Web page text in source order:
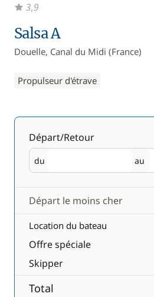
Salsa A
Douelle, Canal du Midi (France)
Propulseur d'étrave
3,9
Départ/Retour
du
Départ au
Retour
Départ le moins cher
Location du bateau
Offre spéciale
Skipper
Total